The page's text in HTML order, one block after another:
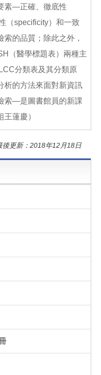
素—正確、徹底性
（specificity）和一致
的品質；除此之外，
（醫學標題表）兩種主
分類表及其分類原
析的方法來面對新資訊
索—是圖書館員的新課
蓮慶）
更新：2018年12月18日